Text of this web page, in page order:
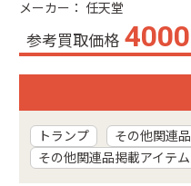
メーカー： 任天堂
参考買取価格 4000
トランプ
その他関連品
その他関連品掲載アイテム